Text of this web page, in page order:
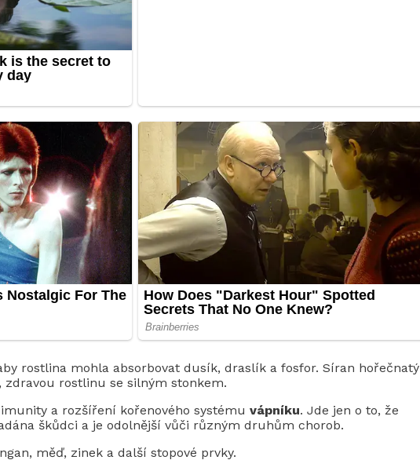
rostlina mohla absorbovat dusík, draslík a fosfor. Síran hořečnatý
zdravou rostlinu se silným stonkem.
a rozšíření kořenového systému vápníku. Jde jen o to, že
škůdci a je odolnější vůči různým druhům chorob.
měď, zinek a další stopové prvky.